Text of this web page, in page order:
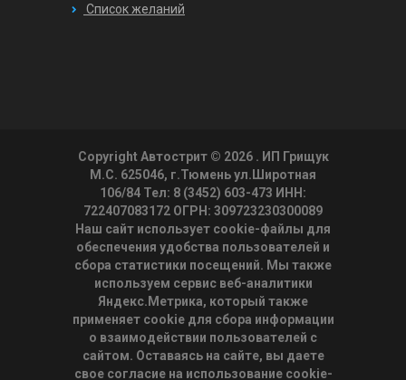
Список желаний
Copyright Автострит © 2026 . ИП Грищук
М.С. 625046, г.Тюмень ул.Широтная
106/84 Тел: 8 (3452) 603-473 ИНН:
722407083172 ОГРН: 309723230300089
Наш сайт использует cookie-файлы для
обеспечения удобства пользователей и
сбора статистики посещений. Мы также
используем сервис веб-аналитики
Яндекс.Метрика, который также
применяет cookie для сбора информации
о взаимодействии пользователей с
сайтом. Оставаясь на сайте, вы даете
свое согласие на использование cookie-